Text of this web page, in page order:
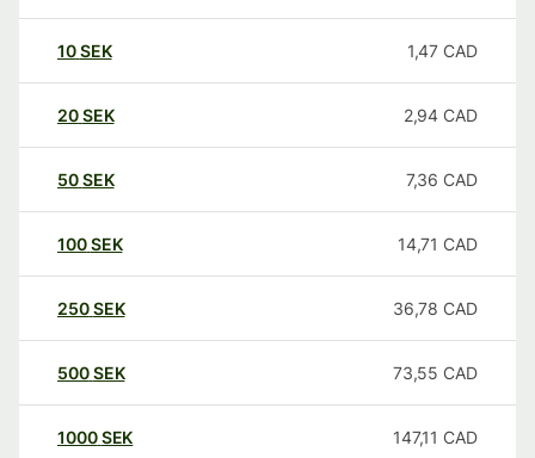
10SEK 1,47 CAD
20SEK 2,94 CAD
50SEK 7,36 CAD
100SEK 14,71 CAD
250SEK 36,78 CAD
500SEK 73,55 CAD
1000SEK 147,11 CAD